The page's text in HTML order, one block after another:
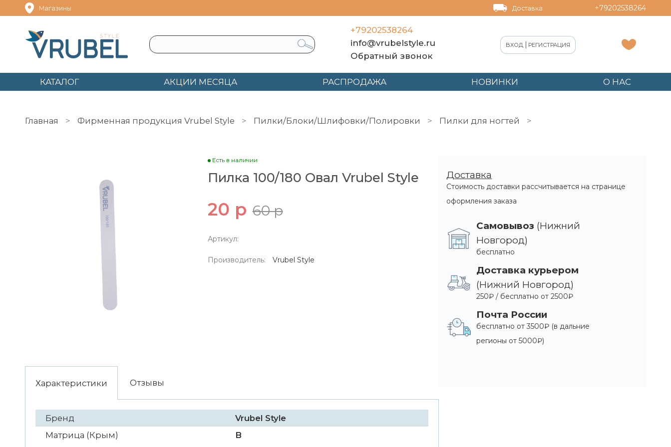
Магазины Доставка +79202538264
+79202538264
info@vrubelstyle.ru
Обратный звонок
ВХОД |РЕГИСТРАЦИЯ
КАТАЛОГ АКЦИИ МЕСЯЦА РАСПРОДАЖА НОВИНКИ О НАС
Главная Фирменная продукция Vrubel Style Пилки/Блоки/Шлифовки/Полировки
Пилки для ногтей
Есть в наличии
Пилка 100/180 Овал Vrubel Style
20 р 60 р
Артикул:
Производитель: Vrubel Style
Характеристики Отзывы
Бренд
Vrubel Style
Матрица (Крым)
B
Доставка
Стоимость доставки рассчитывается на странице
оформления заказа
Самовывоз (Нижний
Новгород)
бесплатно
Доставка курьером
(Нижний Новгород)
250₽ / бесплатно от 2500₽
Почта России
бесплатно от 3500₽ (в дальние
регионы от 5000₽)